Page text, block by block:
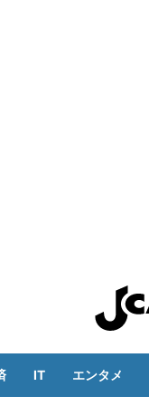
IT エンタメ